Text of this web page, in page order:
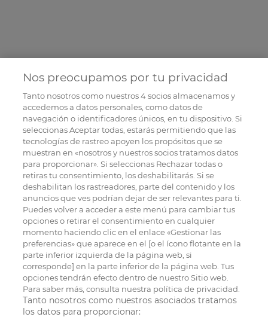
Nos preocupamos por tu privacidad
Tanto nosotros como nuestros4socios almacenamos y
accedemos a datos personales, como datos de
navegación o identificadores únicos, en tu dispositivo. Si
seleccionas Aceptar todas, estarás permitiendo que las
tecnologías de rastreo apoyen los propósitos que se
muestran en «nosotros y nuestros socios tratamos datos
para proporcionar». Si seleccionas Rechazar todas o
retiras tu consentimiento, los deshabilitarás. Si se
deshabilitan los rastreadores, parte del contenido y los
anuncios que ves podrían dejar de ser relevantes para ti.
Puedes volver a acceder a este menú para cambiar tus
opciones o retirar el consentimiento en cualquier
momento haciendo clic en el enlace «Gestionar las
preferencias» que aparece en el [o el ícono flotante en la
parte inferior izquierda de la página web, si
corresponde] en la parte inferior de la página web. Tus
opciones tendrán efecto dentro de nuestro Sitio web.
Para saber más, consulta nuestra política de privacidad.
Tanto nosotros como nuestros asociados tratamos
los datos para proporcionar: